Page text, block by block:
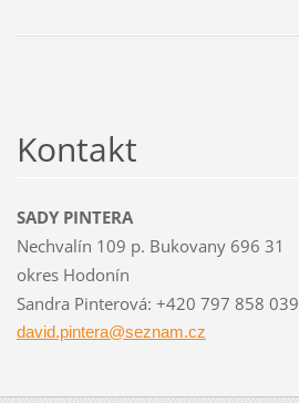
Kontakt
SADY PINTERA
Nechvalín 109 p. Bukovany 696 31
okres Hodonín
Sandra Pinterová: +420 797 858 039
david.pintera@seznam.cz